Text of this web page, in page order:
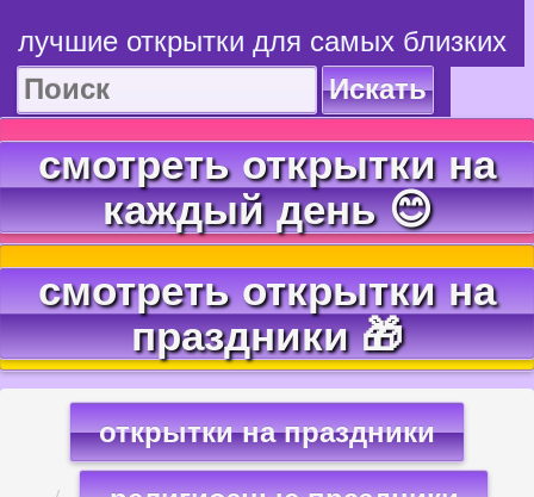
лучшие открытки для самых близких
Искать
смотреть открытки на
каждый день 😊
смотреть открытки на
праздники 🎁
открытки на праздники